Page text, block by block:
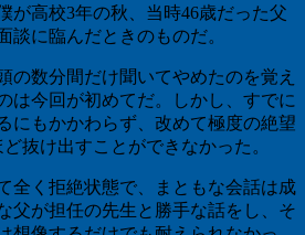
が高校3年の秋、当時46歳だった父
談に臨んだときのものだ。
数分間だけ聞いてやめたのを覚え
は今回が初めてだ。しかし、すでに
にもかかわらず、改めて極度の絶望
抜け出すことができなかった。
全く拒絶状態で、まともな会話は成
父が担任の先生と勝手な話をし、そ